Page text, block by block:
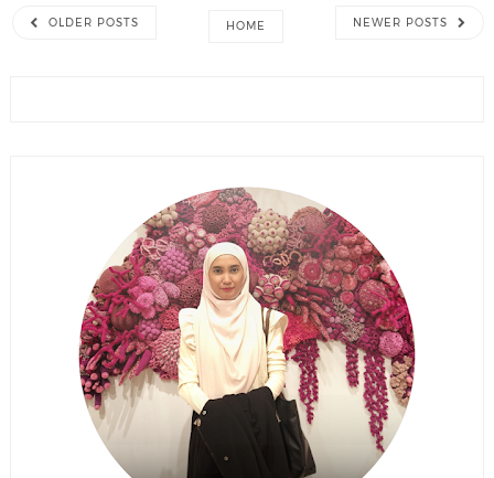
OLDER POSTS HOME NEWER POSTS